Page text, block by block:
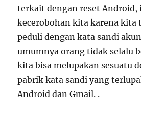
terkait dengan reset Android,
kecerobohan kita karena kita
peduli dengan kata sandi
umumnya orang tidak selalu
kita bisa melupakan sesuatu
pabrik kata sandi yang
Android dan Gmail. .